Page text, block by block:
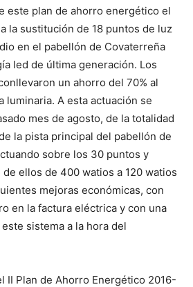
este plan de ahorro energético el
la sustitución de 18 puntos de luz
en el pabellón de Covaterreña
led de última generación. Los
un ahorro del 70% al
luminaria. A esta actuación se
mes de agosto, de la totalidad
la pista principal del pabellón de
sobre los 30 puntos y
de ellos de 400 watios a 120 watios
mejoras económicas, con
en la factura eléctrica y con una
sistema a la hora del
II Plan de Ahorro Energético 2016-